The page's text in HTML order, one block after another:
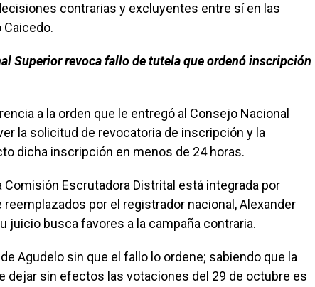
contrarias y excluyentes entre sí en las
Caicedo.
Superior revoca fallo de tutela que ordenó inscripción
a la orden que le entregó al Consejo Nacional
la solicitud de revocatoria de inscripción y la
dicha inscripción en menos de 24 horas.
Escrutadora Distrital está integrada por
por el registrador nacional, Alexander
juicio busca favores a la campaña contraria.
Agudelo sin que el fallo lo ordene; sabiendo que la
dejar sin efectos las votaciones del 29 de octubre es